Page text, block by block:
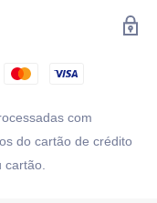
com
do cartão de crédito